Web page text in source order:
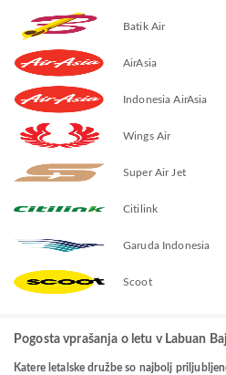
Batik Air
AirAsia
Indonesia AirAsia
Wings Air
Super Air Jet
Citilink
Garuda Indonesia
Scoot
Pogosta vprašanja o letu v Labuan
Katere letalske družbe so najbolj